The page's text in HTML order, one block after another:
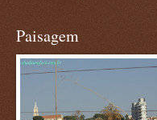
Paisagem